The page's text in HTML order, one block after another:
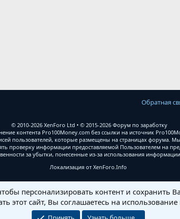
Обратная
© 2010-2026 XenForo Ltd
© 2015-2026 Форум по заработку
контента Pro100Money.com без ссылки на источник
пользователей, которые размещены на страницах форума.
проверку информации предоставляемой Пользователем на
за убытки, понесенные из-за использования
Локализация от XenForo.Info
персонализировать контент и сохранить
этот сайт, Вы соглашаетесь на